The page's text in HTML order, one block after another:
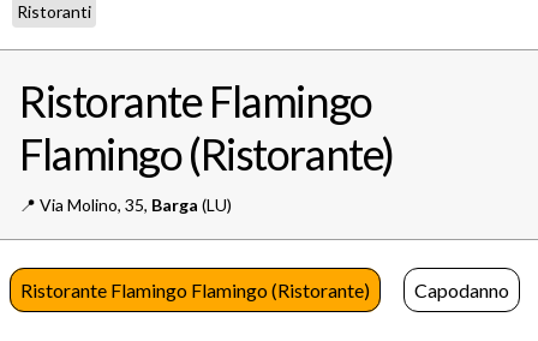
Ristoranti
Ristorante Flamingo
Flamingo (Ristorante)
📍️ Via Molino, 35, Barga (LU)
Ristorante Flamingo Flamingo (Ristorante) Capodanno